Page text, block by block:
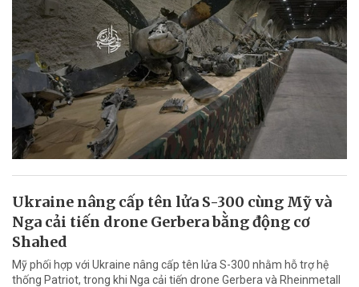
Ukraine nâng cấp tên lửa S-300 cùng Mỹ và
Nga cải tiến drone Gerbera bằng động cơ
Shahed
Mỹ phối hợp với Ukraine nâng cấp tên lửa S-300 nhằm hỗ trợ hệ
thống Patriot, trong khi Nga cải tiến drone Gerbera và Rheinmetall